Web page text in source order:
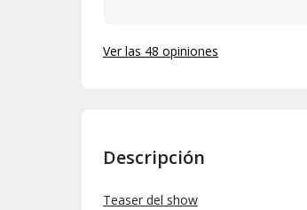
Ver las 48 opiniones
Descripción
Teaser del show